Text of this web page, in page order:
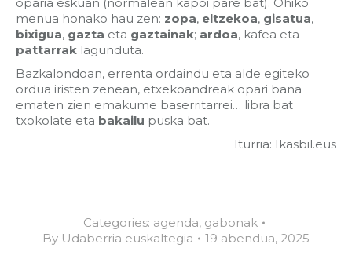
menua honako hau zen: zopa, eltzekoa, gisatua,
bixigua, gazta eta gaztainak; ardoa, kafea eta
pattarrak lagunduta.
Bazkalondoan, errenta ordaindu eta alde egiteko
ordua iristen zenean, etxekoandreak opari bana
ematen zien emakume baserritarrei… libra bat
txokolate eta bakailu puska bat.
Iturria: Ikasbil.eus
Categories: agenda, gabonak
By Udaberria euskaltegia 19 abendua, 2025